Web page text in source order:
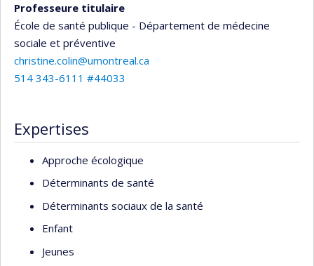
Professeure titulaire
École de santé publique - Département de médecine
sociale et préventive
christine.colin@umontreal.ca
514 343-6111 #44033
Expertises
Approche écologique
Déterminants de santé
Déterminants sociaux de la santé
Enfant
Jeunes